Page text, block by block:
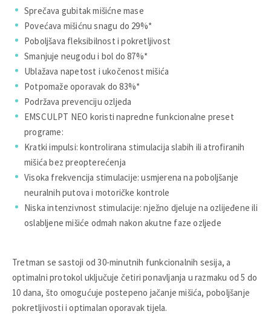
Sprečava gubitak mišićne mase
Povećava mišićnu snagu do 29%*
Poboljšava fleksibilnost i pokretljivost
Smanjuje neugodu i bol do 87%*
Ublažava napetost i ukočenost mišića
Potpomaže oporavak do 83%*
Podržava prevenciju ozljeda
EMSCULPT NEO koristi napredne funkcionalne preset
programe:
Kratki impulsi: kontrolirana stimulacija slabih ili atrofiranih
mišića bez preopterećenja
Visoka frekvencija stimulacije: usmjerena na poboljšanje
neuralnih putova i motoričke kontrole
Niska intenzivnost stimulacije: nježno djeluje na ozlijeđene ili
oslabljene mišiće odmah nakon akutne faze ozljede
Tretman se sastoji od 30-minutnih funkcionalnih sesija, a
optimalni protokol uključuje četiri ponavljanja u razmaku od 5 do
10 dana, što omogućuje postepeno jačanje mišića, poboljšanje
pokretljivosti i optimalan oporavak tijela.